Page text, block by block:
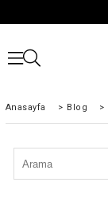
Anasayfa > Blog >